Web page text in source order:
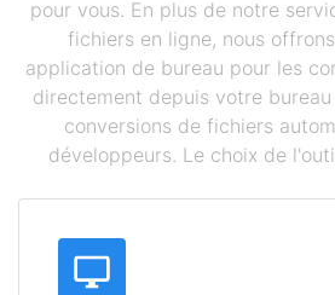
pour vous. En plus de notre
fichiers en ligne, nous
application de bureau pour les
directement depuis votre
conversions de fichiers
développeurs. Le choix de